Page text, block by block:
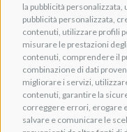
la pubblicità
pubblicità personalizzata,
contenuti, utilizzare profili
misurare le prestazioni
contenuti, comprendere il
combinazione di dati
migliorare i servizi,
contenuti, garantire la
correggere errori, erogare
salvare e comunicare le